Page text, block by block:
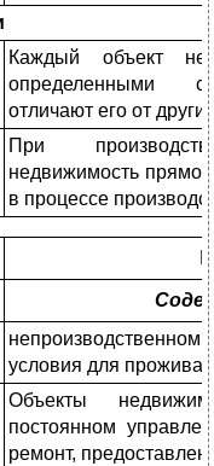
Каждый объект
определенными
отличают его от
При
недвижимость прямо
в процессе
условия для
Объекты
постоянном
ремонт,